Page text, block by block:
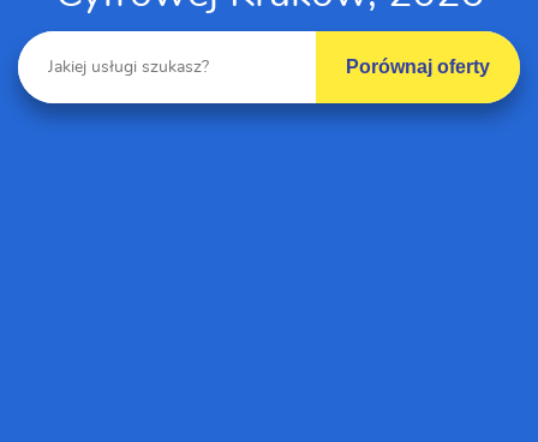
Porównaj oferty